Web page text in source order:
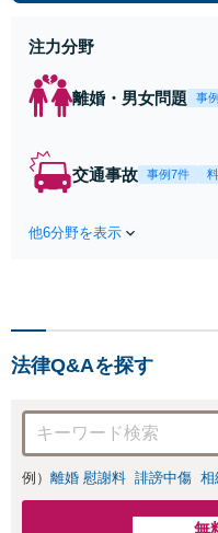
注力分野
離婚・男女問題 事
交通事故 事例7件
他6分野を表示
法律Q&Aを探す
例） 離婚 慰謝料 誹謗中傷 相
無